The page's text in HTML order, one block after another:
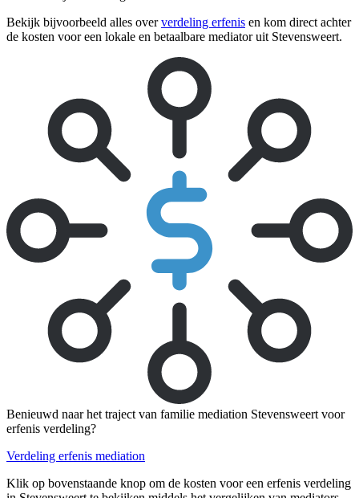
Bekijk bijvoorbeeld alles oververdeling erfenis en kom direct achter
de kosten voor een lokale en betaalbare mediator uit Stevensweert.
Benieuwd naar het traject van familie mediation Stevensweert voor
erfenis verdeling?
Verdeling erfenis mediation
Klik op bovenstaande knop om de kosten voor een erfenis verdeling